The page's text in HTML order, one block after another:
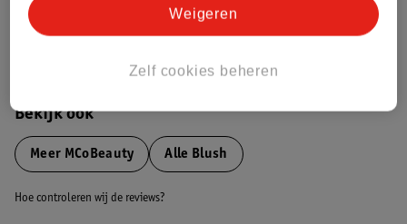
Bekijk ook
Meer MCoBeauty Alle Blush
Hoe controleren wij de reviews?
Zelf cookies beheren
Weigeren